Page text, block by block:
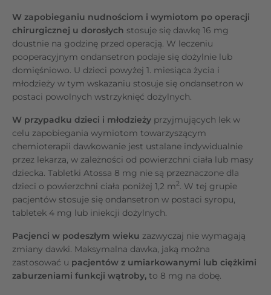
W zapobieganiu nudnościom i wymiotom po operacji
chirurgicznej u dorosłych stosuje się dawkę 16 mg
doustnie na godzinę przed operacją. W leczeniu
pooperacyjnym ondansetron podaje się dożylnie lub
domięśniowo. U dzieci powyżej 1. miesiąca życia i
młodzieży w tym wskazaniu stosuje się ondansetron w
postaci powolnych wstrzyknięć dożylnych.
W przypadku dzieci i młodzieży przyjmujących lek w
celu zapobiegania wymiotom towarzyszącym
chemioterapii dawkowanie jest ustalane indywidualnie
przez lekarza, w zależności od powierzchni ciała lub masy
dziecka. Tabletki Atossa 8 mg nie są przeznaczone dla
dzieci o powierzchni ciała poniżej 1,2 m2. W tej grupie
pacjentów stosuje się ondansetron w postaci syropu,
tabletek 4 mg lub iniekcji dożylnych.
Pacjenci w podeszłym wieku zazwyczaj nie wymagają
zmiany dawki. Maksymalna dawka, jaką można
zastosować u pacjentów z umiarkowanymi lub ciężkimi
zaburzeniami funkcji wątroby, to 8 mg na dobę.